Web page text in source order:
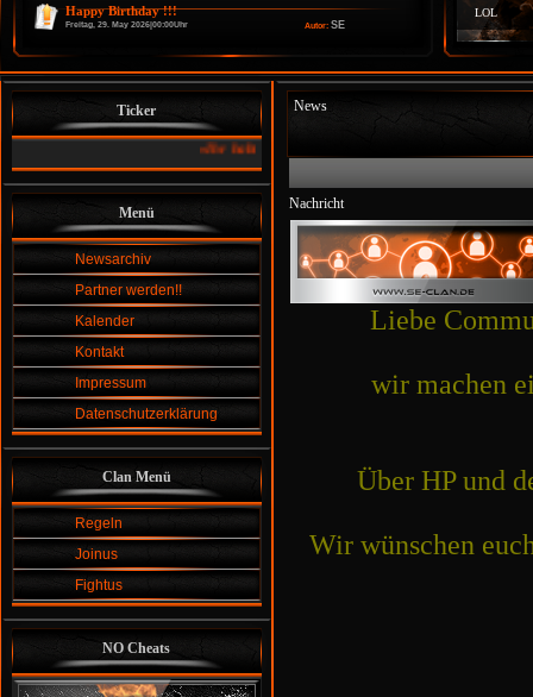
Happy Birthday !!!
Freitag, 29. May 2026|00:00Uhr Autor: SE
LOL
Ticker
Ihr habt Spaß an einer Gemeinschaft und am Zocken ....:
Menü
Newsarchiv
Partner werden!!
Kalender
Kontakt
Impressum
Datenschutzerklärung
Clan Menü
Regeln
Joinus
Fightus
NO Cheats
News
Nachricht
Liebe
wir machen
Über HP und
Wir wünschen